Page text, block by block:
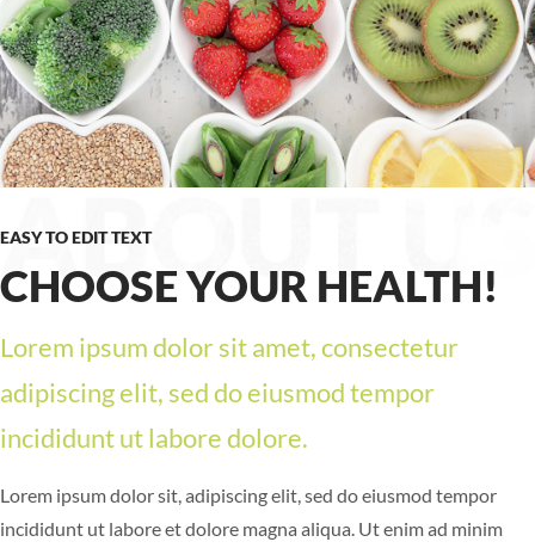
EASY TO EDIT TEXT
CHOOSE YOUR HEALTH!
Lorem ipsum dolor sit amet, consectetur
adipiscing elit, sed do eiusmod tempor
incididunt ut labore dolore.
Lorem ipsum dolor sit, adipiscing elit, sed do eiusmod tempor
incididunt ut labore et dolore magna aliqua. Ut enim ad minim